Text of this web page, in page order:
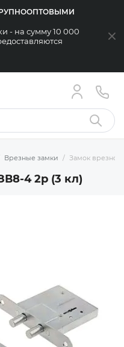
- на сумму 10 000
Найти
Врезные замки Замок
4 2р (3 кл)